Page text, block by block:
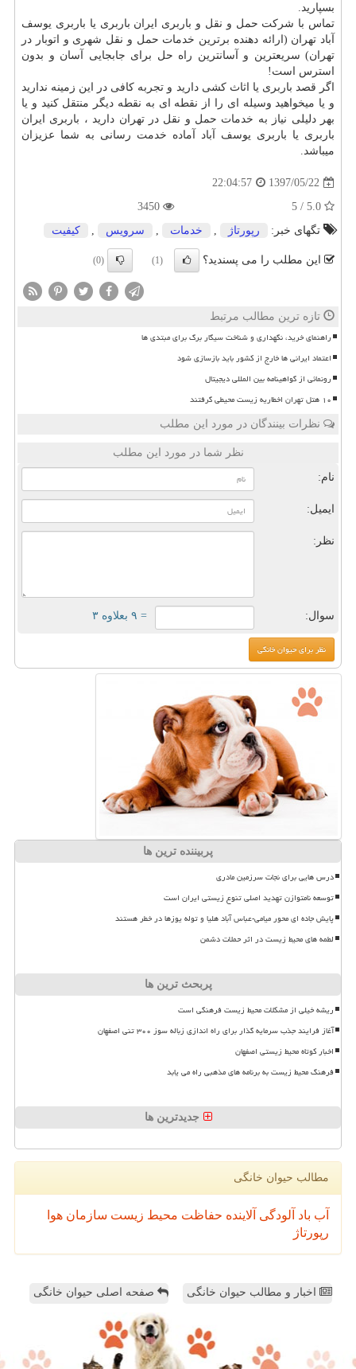
بسپارید.
تماس با شرکت حمل و نقل و باربری ایران باربری یا باربری یوسف
آباد تهران (ارائه دهنده برترین خدمات حمل و نقل شهری و اتوبار در
تهران) سریعترین و آسانترین راه حل برای جابجایی آسان و بدون
استرس است !
اگر قصد باربری یا اثاث کشی دارید و تجربه کافی در این زمینه ندارید
و یا میخواهید وسیله ای را از نقطه ای به نقطه دیگر منتقل کنید و یا
بهر دلیلی نیاز به خدمات حمل و نقل در تهران دارید ، باربری ایران
باربری یا باربری یوسف آباد آماده خدمت رسانی به شما عزیزان
میباشد.
1397/05/22
22:04:57
تگهای خبر:
رپورتاژ , خدمات , سرویس , كیفیت
این مطلب را می پسندید؟ (1)
(0)
تازه ترین مطالب مرتبط
راهنمای خرید، نگهداری و شناخت سیگار برگ برای مبتدی ها
اعتماد ایرانی ها خارج از کشور باید بازسازی شود
رونمائی از گواهینامه بین المللی دیجیتال
۱۰ هتل تهران اخطاریه زیست محیطی گرفتند
نظرات بینندگان در مورد این مطلب
نظر شما در مورد این مطلب
نام:
ایمیل:
نظر:
سوال: = ۹ بعلاوه ۳
پربیننده ترین ها
درس هایی برای نجات سرزمین مادری
توسعه نامتوازن تهدید اصلی تنوع زیستی ایران است
پایش جاده ای محور میامی-عباس آباد هلیا و توله یوزها در خطر هستند
لطمه های محیط زیست در اثر حملات دشمن
پربحث ترین ها
ریشه خیلی از مشکلات محیط زیست فرهنگی است
آغاز فرایند جذب سرمایه گذار برای راه اندازی زباله سوز ۳۰۰ تنی اصفهان
اخبار کوتاه محیط زیستی اصفهان
فرهنگ محیط زیست به برنامه های مذهبی راه می یابد
جدیدترین ها
مطالب حیوان خانگی
آب باد آلودگی آلاینده حفاظت محیط زیست سازمان هوا
رپورتاژ
اخبار و مطالب حیوان خانگی صفحه اصلی حیوان خانگی